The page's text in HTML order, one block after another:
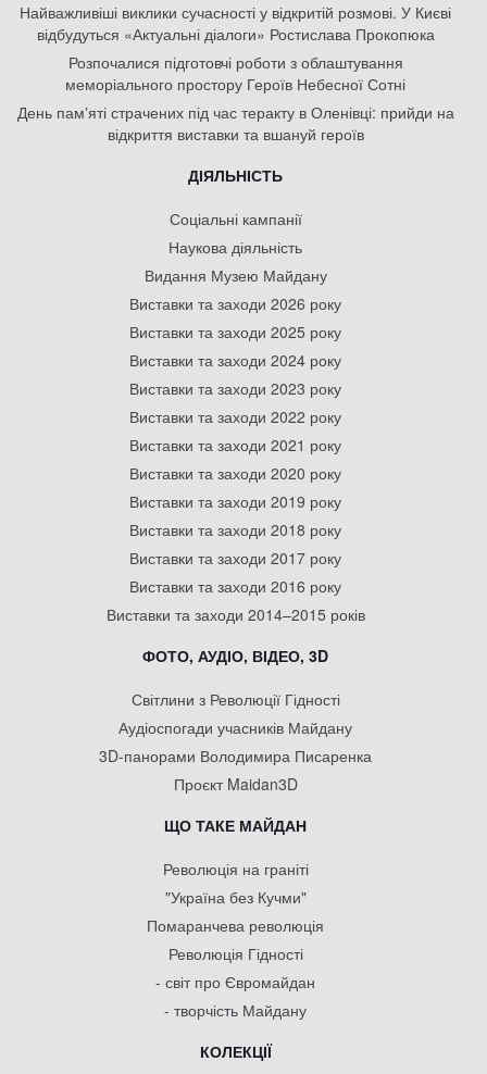
Найважливіші виклики сучасності у відкритій розмові. У Києві
відбудуться «Актуальні діалоги» Ростислава Прокопюка
Розпочалися підготовчі роботи з облаштування
меморіального простору Героїв Небесної Сотні
День памʼяті страчених під час теракту в Оленівці: прийди на
відкриття виставки та вшануй героїв
ДІЯЛЬНІСТЬ
Соціальні кампанії
Наукова діяльність
Видання Музею Майдану
Виставки та заходи 2026 року
Виставки та заходи 2025 року
Виставки та заходи 2024 року
Виставки та заходи 2023 року
Виставки та заходи 2022 року
Виставки та заходи 2021 року
Виставки та заходи 2020 року
Виставки та заходи 2019 року
Виставки та заходи 2018 року
Виставки та заходи 2017 року
Виставки та заходи 2016 року
Виставки та заходи 2014–2015 років
ФОТО, АУДІО, ВІДЕО, 3D
Світлини з Революції Гідності
Аудіоспогади учасників Майдану
3D-панорами Володимира Писаренка
Проєкт Maidan3D
ЩО ТАКЕ МАЙДАН
Революція на граніті
"Україна без Кучми"
Помаранчева революція
Революція Гідності
- світ про Євромайдан
- творчість Майдану
КОЛЕКЦІЇ